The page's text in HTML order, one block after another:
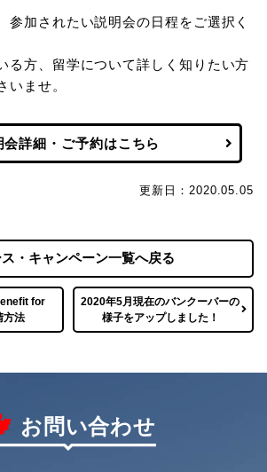
加されたい説明会の日程をご選択く
る方、留学について詳しく知りたい方
いませ。
会詳細・ご予約はこちら
更新日：2020.05.05
for
方法
・キャンペーン一覧へ戻る
2020年5月現在のバンクーバーの
様子をアップしました！
お問い合わせ